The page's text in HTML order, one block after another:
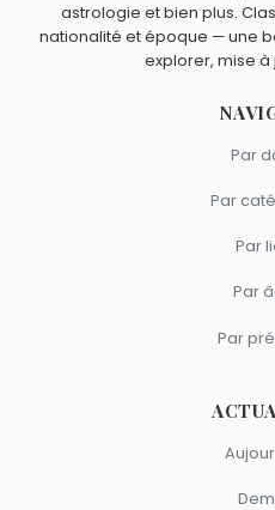
astrologie et bien plus.
nationalité et époque — une
explorer, mise à
Par
Par
Par
Par
Par